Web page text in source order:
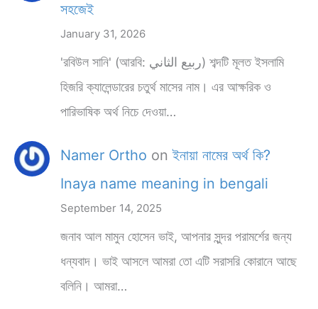
সহজেই
January 31, 2026
'রবিউল সানি' (আরবি: ربيع الثاني) শব্দটি মূলত ইসলামি
হিজরি ক্যালেন্ডারের চতুর্থ মাসের নাম। এর আক্ষরিক ও
পারিভাষিক অর্থ নিচে দেওয়া…
Namer Ortho onইনায়া নামের অর্থ কি?
Inaya name meaning in bengali
September 14, 2025
জনাব আল মামুন হোসেন ভাই, আপনার সুন্দর পরামর্শের জন্য
ধন্যবাদ। ভাই আসলে আমরা তো এটি সরাসরি কোরানে আছে
বলিনি। আমরা…